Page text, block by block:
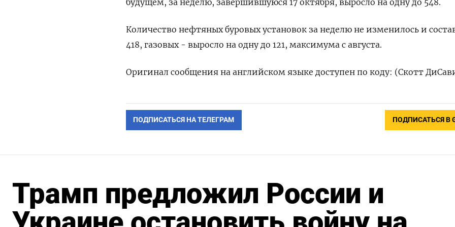
будущем, за неделю, завершившуюся 17 октября, выросло на одну до 548.
Количество нефтяных буровых установок за неделю не изменилось и
418, газовых - выросло на одну до 121, максимума с августа.
Оригинал сообщения на английском языке доступен по коду: (Скотт
ПОДПИСАТЬСЯ НА ТЕЛЕГРАМ ПОДПИСАТЬСЯ В
Трамп предложил России и